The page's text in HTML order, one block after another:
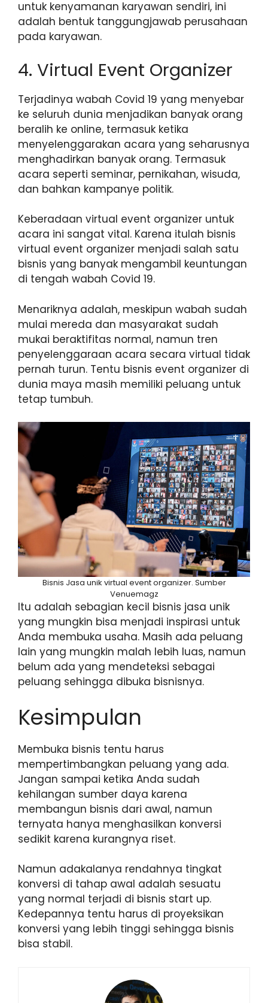
untuk kenyamanan karyawan sendiri, ini
adalah bentuk tanggungjawab perusahaan
pada karyawan.
4. Virtual Event Organizer
Terjadinya wabah Covid 19 yang menyebar
ke seluruh dunia menjadikan banyak orang
beralih ke online, termasuk ketika
menyelenggarakan acara yang seharusnya
menghadirkan banyak orang. Termasuk
acara seperti seminar, pernikahan, wisuda,
dan bahkan kampanye politik.
Keberadaan virtual event organizer untuk
acara ini sangat vital. Karena itulah bisnis
virtual event organizer menjadi salah satu
bisnis yang banyak mengambil keuntungan
di tengah wabah Covid 19.
Menariknya adalah, meskipun wabah sudah
mulai mereda dan masyarakat sudah
mukai beraktifitas normal, namun tren
penyelenggaraan acara secara virtual tidak
pernah turun. Tentu bisnis event organizer di
dunia maya masih memiliki peluang untuk
tetap tumbuh.
Bisnis Jasa unik virtual event organizer. Sumber
Venuemagz
Itu adalah sebagian kecil bisnis jasa unik
yang mungkin bisa menjadi inspirasi untuk
Anda membuka usaha. Masih ada peluang
lain yang mungkin malah lebih luas, namun
belum ada yang mendeteksi sebagai
peluang sehingga dibuka bisnisnya.
Kesimpulan
Membuka bisnis tentu harus
mempertimbangkan peluang yang ada.
Jangan sampai ketika Anda sudah
kehilangan sumber daya karena
membangun bisnis dari awal, namun
ternyata hanya menghasilkan konversi
sedikit karena kurangnya riset.
Namun adakalanya rendahnya tingkat
konversi di tahap awal adalah sesuatu
yang normal terjadi di bisnis start up.
Kedepannya tentu harus di proyeksikan
konversi yang lebih tinggi sehingga bisnis
bisa stabil.